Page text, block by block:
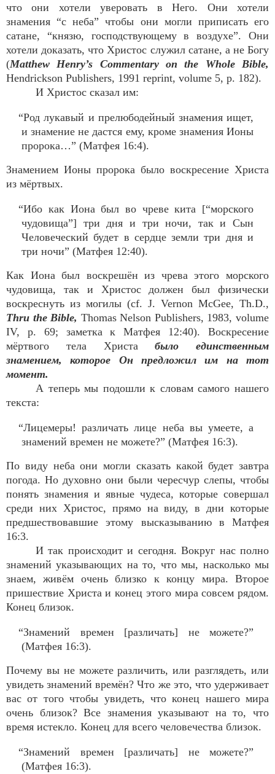
что они хотели уверовать в Него. Они хотели
знамения “с неба” чтобы они могли приписать его
сатане, “князю, господствующему в воздухе”. Они
хотели доказать, что Христос служил сатане, а не Богу
(Matthew Henry’s Commentary on the Whole Bible,
Hendrickson Publishers, 1991 reprint, volume 5, p. 182).
И Христос сказал им:
“Род лукавый и прелюбодейный знамения ищет,
и знамение не дастся ему, кроме знамения Ионы
пророка…” (Матфея 16:4).
Знамением Ионы пророка было воскресение Христа
из мёртвых.
“Ибо как Иона был во чреве кита [“морского
чудовища”] три дня и три ночи, так и Сын
Человеческий будет в сердце земли три дня и
три ночи” (Матфея 12:40).
Как Иона был воскрешён из чрева этого морского
чудовища, так и Христос должен был физически
воскреснуть из могилы (cf. J. Vernon McGee, Th.D.,
Thru the Bible, Thomas Nelson Publishers, 1983, volume
IV, p. 69; заметка к Матфея 12:40). Воскресение
мёртвого тела Христабыло единственным
знамением, которое Он предложил им на тот
момент.
А теперь мы подошли к словам самого нашего
текста:
“Лицемеры! различать лице неба вы умеете, а
знамений времен не можете?” (Матфея 16:3).
По виду неба они могли сказать какой будет завтра
погода. Но духовно они были чересчур слепы, чтобы
понять знамения и явные чудеса, которые совершал
среди них Христос, прямо на виду, в дни которые
предшествовавшие этому высказыванию в Матфея
16:3.
И так происходит и сегодня. Вокруг нас полно
знамений указывающих на то, что мы, насколько мы
знаем, живём очень близко к концу мира. Второе
пришествие Христа и конец этого мира совсем рядом.
Конец близок.
“Знамений времен [различать] не можете?”
(Матфея 16:3).
Почему вы не можете различить, или разглядеть, или
увидеть знамений времён? Что же это, что удерживает
вас от того чтобы увидеть, что конец нашего мира
очень близок? Все знамения указывают на то, что
время истекло. Конец для всего человечества близок.
“Знамений времен [различать] не можете?”
(Матфея 16:3).